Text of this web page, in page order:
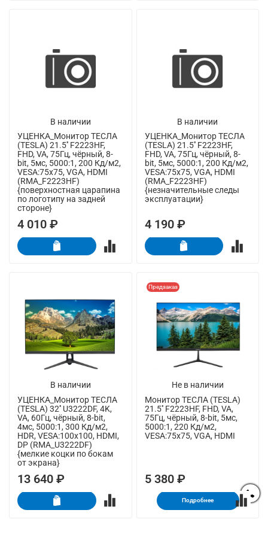
В наличии
УЦЕНКА_Монитор ТЕСЛА
(TESLA) 21.5'' F2223HF,
FHD, VA, 75Гц, чёрный, 8-
bit, 5мс, 5000:1, 200 Кд/м2,
VESA:75x75, VGA, HDMI
(RMA_F2223HF)
{поверхностная царапина
по логотипу на задней
стороне}
4 010 ₽
В наличии
УЦЕНКА_Монитор ТЕСЛА
(TESLA) 21.5'' F2223HF,
FHD, VA, 75Гц, чёрный, 8-
bit, 5мс, 5000:1, 200 Кд/м2,
VESA:75x75, VGA, HDMI
(RMA_F2223HF)
{незначительные следы
эксплуатации}
4 190 ₽
В наличии
УЦЕНКА_Монитор ТЕСЛА
(TESLA) 32'' U3222DF, 4K,
VA, 60Гц, чёрный, 8-bit,
4мс, 5000:1, 300 Кд/м2,
HDR, VESA:100x100, HDMI,
DP (RMA_U3222DF)
{мелкие коцки по бокам
от экрана}
13 640 ₽
Не в наличии
Предзаказ
Монитор ТЕСЛА (TESLA)
21.5'' F2223HF, FHD, VA,
75Гц, чёрный, 8-bit, 5мс,
5000:1, 220 Кд/м2,
VESA:75x75, VGA, HDMI
5 380 ₽
Подробнее